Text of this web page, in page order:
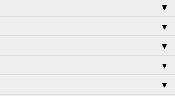
▼
▼
▼
▼
▼